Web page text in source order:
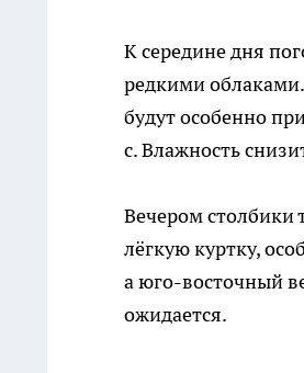
К середине дня
редкими
будут особенно
с. Влажность
Вечером столбики
лёгкую куртку,
а юго-восточный
ожидается.